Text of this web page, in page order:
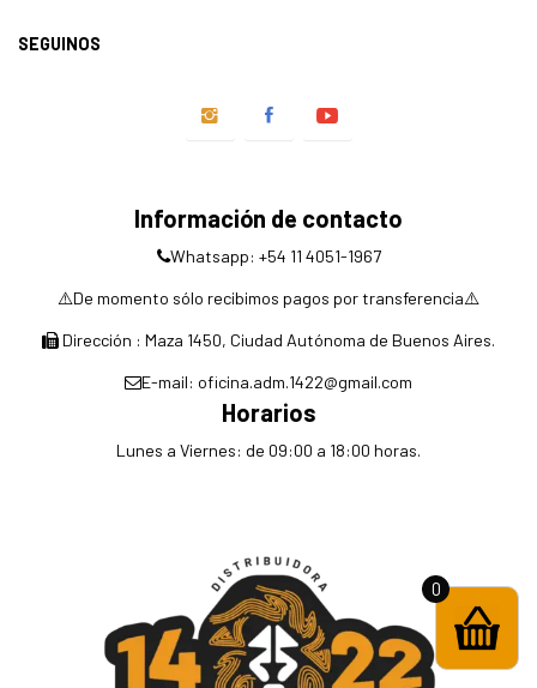
SEGUINOS
Información de contacto
Whatsapp: +54 11 4051-1967
⚠️De momento sólo recibimos pagos por transferencia⚠️
Dirección : Maza 1450, Ciudad Autónoma de Buenos Aires.
E-mail: oficina.adm.1422@gmail.com
Horarios
Lunes a Viernes: de 09:00 a 18:00 horas.
0